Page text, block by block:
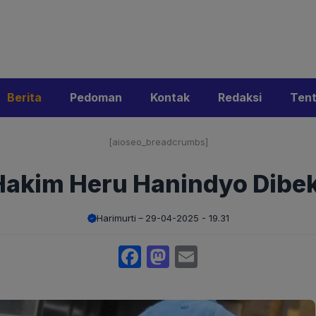
Berita Pedoman Kontak Redaksi
[aioseo_breadcrumbs]
Heru Hanindyo
Harimurti 29-04-2025 - 19.31
Facebook
Mastodon